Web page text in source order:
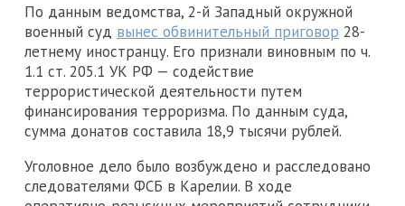
По данным ведомства, 2-й Западный окружной
военный суд вынес обвинительный приговор 28-
летнему иностранцу. Его признали виновным по ч.
1.1 ст. 205.1 УК РФ — содействие
террористической деятельности путем
финансирования терроризма. По данным суда,
сумма донатов составила 18,9 тысячи рублей.
Уголовное дело было возбуждено и расследовано
следователями ФСБ в Карелии. В ходе